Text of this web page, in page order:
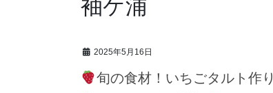
袖ケ浦
2025年5月16日
旬の食材！いちごタルト作り